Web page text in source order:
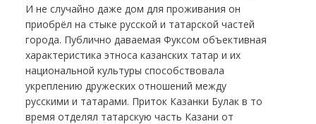
И не случайно даже дом для проживания он
приобрёл на стыке русской и татарской частей
города. Публично даваемая Фуксом объективная
характеристика этноса казанских татар и их
национальной культуры способствовала
укреплению дружеских отношений между
русскими и татарами. Приток Казанки Булак в то
время отделял татарскую часть Казани от